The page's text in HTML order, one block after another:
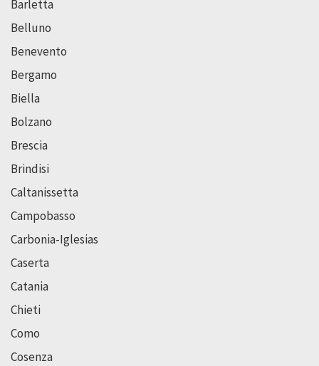
Barletta
Belluno
Benevento
Bergamo
Biella
Bolzano
Brescia
Brindisi
Caltanissetta
Campobasso
Carbonia-Iglesias
Caserta
Catania
Chieti
Como
Cosenza